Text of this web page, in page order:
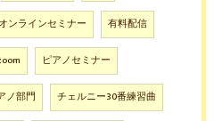
オンラインセミナー 有料配信
ピアノセミナー
ノ部門 チェルニー30番練習曲